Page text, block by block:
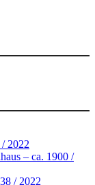
2022
– ca. 1900 /
/ 2022